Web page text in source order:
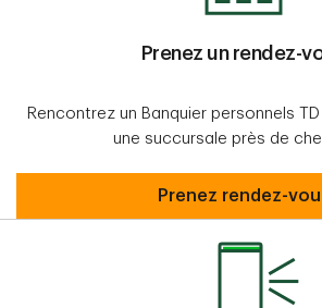
Prenez un rendez-
Rencontrez un Banquier personnels
une succursale près de
Prenez un rendez-
Prenez rendez-